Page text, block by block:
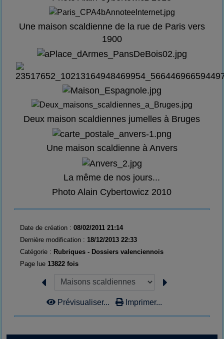
Une maison scaldienne de la rue de Paris vers
1900
Deux maison scaldiennes jumelles à Bruges
Une maison scaldienne à Anvers
La même de nos jours...
Photo Alain Cybertowicz 2010
Date de création :08/02/2011 21:14
Dernière modification : 18/12/2013 22:33
Catégorie : Rubriques - Dossiers valenciennois
Page lue 13822 fois
Prévisualiser... Imprimer...